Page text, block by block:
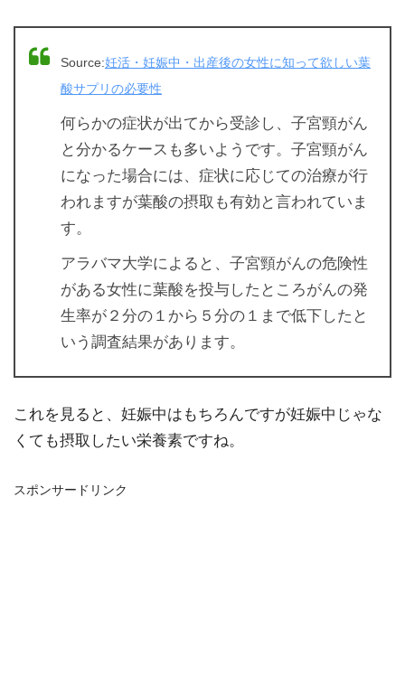
Source:妊活・妊娠中・出産後の女性に知って欲しい葉
酸サプリの必要性
何らかの症状が出てから受診し、子宮頸がん
と分かるケースも多いようです。子宮頸がん
になった場合には、症状に応じての治療が行
われますが葉酸の摂取も有効と言われていま
す。
アラバマ大学によると、子宮頸がんの危険性
がある女性に葉酸を投与したところがんの発
生率が２分の１から５分の１まで低下したと
いう調査結果があります。
これを見ると、妊娠中はもちろんですが妊娠中じゃな
くても摂取したい栄養素ですね。
スポンサードリンク